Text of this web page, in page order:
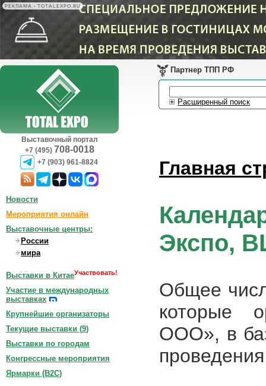
РЕКЛАМА • TOTALEXPO.RU
Выставочный портал
+7 (495) 708-0018
+7 (903) 961-8824
Партнер ТПП РФ
Расширенный поиск
Главная
Экспо,
Общее
которые
ООО», в
Новости
Мероприятия онлайн
Выставочные центры:
России
мира
Выставки в КитаеУчаствовать!
Участие в международных
выставках
Крупнейшие организаторы
Текущие выставки (9)
Выставки по городам
Конгрессные мероприятия
Ярмарки (B2C)